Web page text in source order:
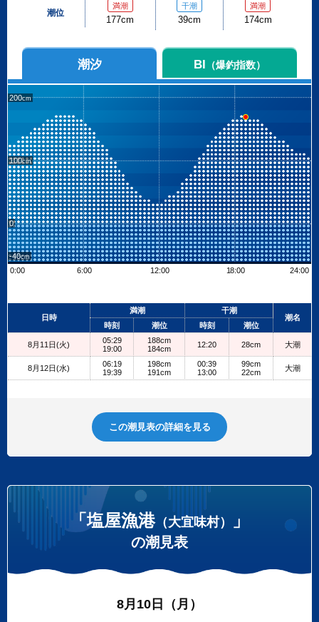
潮位
満潮
177cm
干潮
39cm
満潮
174cm
潮汐 BI （爆釣指数）
200
100
0
-40
0:00
6:00 12:00 18:00 24:00
+
日時
満潮
干潮
潮名
時刻
潮位 時刻 潮位
8月11日(火)
05:29
19:00
188cm
184cm
12:20 28cm 大潮
8月12日(水)
06:19
19:39
198cm
191cm
00:39
13:00
99cm
22cm
大潮
この潮見表の詳細を見る
「塩屋漁港（大宜味村） 」
の潮見表
8月10日（月）